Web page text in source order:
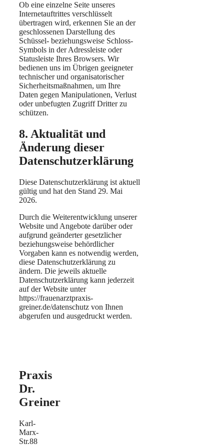
Ob eine einzelne Seite unseres
Internetauftrittes verschlüsselt
übertragen wird, erkennen Sie an der
geschlossenen Darstellung des
Schüssel- beziehungsweise Schloss-
Symbols in der Adressleiste oder
Statusleiste Ihres Browsers. Wir
bedienen uns im Übrigen geeigneter
technischer und organisatorischer
Sicherheitsmaßnahmen, um Ihre
Daten gegen Manipulationen, Verlust
oder unbefugten Zugriff Dritter zu
schützen.
8. Aktualität und
Änderung dieser
Datenschutzerklärung
Diese Datenschutzerklärung ist aktuell
gültig und hat den Stand 29. Mai
2026.
Durch die Weiterentwicklung unserer
Website und Angebote darüber oder
aufgrund geänderter gesetzlicher
beziehungsweise behördlicher
Vorgaben kann es notwendig werden,
diese Datenschutzerklärung zu
ändern. Die jeweils aktuelle
Datenschutzerklärung kann jederzeit
auf der Website unter
https://frauenarztpraxis-
greiner.de/datenschutz von Ihnen
abgerufen und ausgedruckt werden.
Praxis
Dr.
Greiner
Karl-
Marx-
Str.88